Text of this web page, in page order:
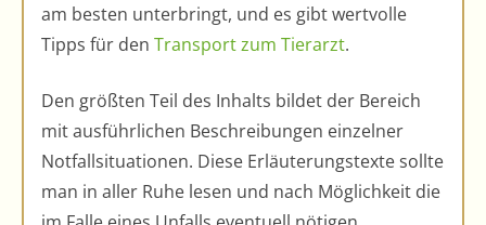
am besten unterbringt, und es gibt wertvolle
Tipps für den Transport zum Tierarzt.
Den größten Teil des Inhalts bildet der Bereich
mit ausführlichen Beschreibungen einzelner
Notfallsituationen. Diese Erläuterungstexte sollte
man in aller Ruhe lesen und nach Möglichkeit die